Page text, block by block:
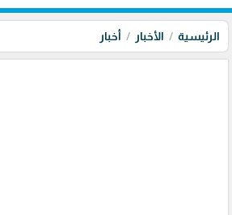
الرئيسية الأخبار أخبار